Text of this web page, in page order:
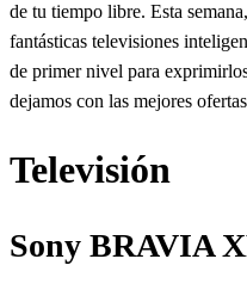
de tu tiempo libre. Esta
fantásticas televisiones
de primer nivel para
dejamos con las mejores
Televisión
Sony BRAVIA